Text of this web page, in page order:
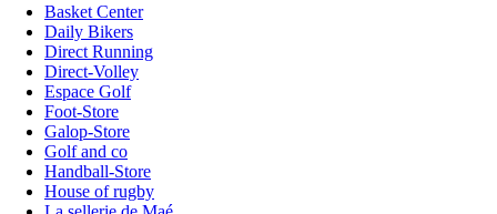
Basket Center
Daily Bikers
Direct Running
Direct-Volley
Espace Golf
Foot-Store
Galop-Store
Golf and co
Handball-Store
House of rugby